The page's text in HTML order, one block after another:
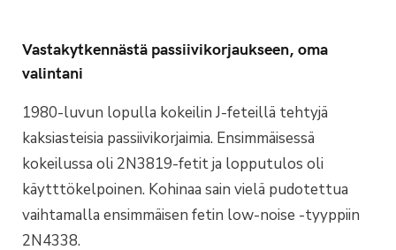
Vastakytkennästä passiivikorjaukseen, oma
valintani
1980-luvun lopulla kokeilin J-feteillä tehtyjä
kaksiasteisia passiivikorjaimia. Ensimmäisessä
kokeilussa oli 2N3819-fetit ja lopputulos oli
käytttökelpoinen. Kohinaa sain vielä pudotettua
vaihtamalla ensimmäisen fetin low-noise -tyyppiin
2N4338.